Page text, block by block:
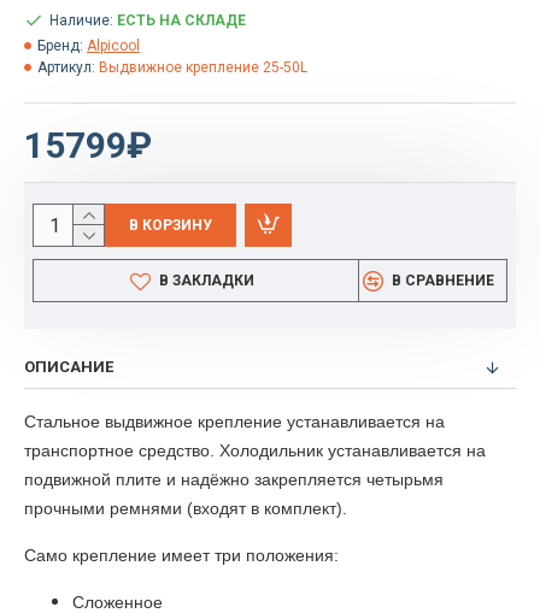
15799₽
Наличие: ЕСТЬ НА СКЛАДЕ
Бренд: Alpicool
Артикул: Выдвижное крепление 25-50L
В КОРЗИНУ
В ЗАКЛАДКИ В СРАВНЕНИЕ
ОПИСАНИЕ
Стальное выдвижное крепление устанавливается на
транспортное средство. Холодильник устанавливается на
подвижной плите и надёжно закрепляется четырьмя
прочными ремнями (входят в комплект).
Само крепление имеет три положения:
Cложенное